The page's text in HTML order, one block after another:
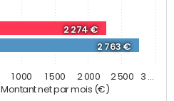
Montant net par mois (€)
2 274 €
2 763 €
1 000 1 500 2 000 2 500 3 …